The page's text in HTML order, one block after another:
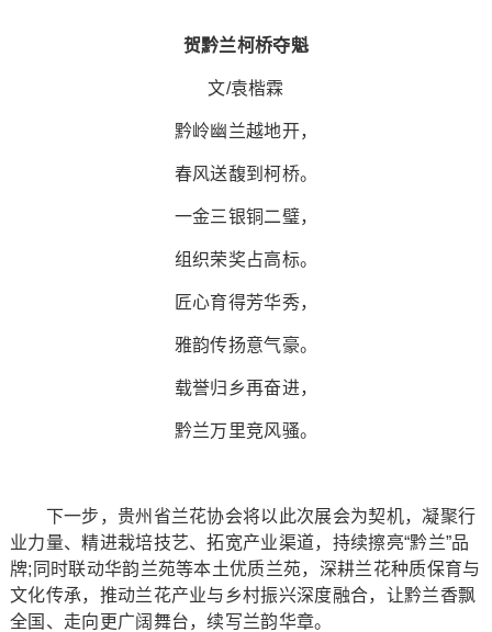
贺黔兰柯桥夺魁
文/袁楷霖
黔岭幽兰越地开，
春风送馥到柯桥。
一金三银铜二璧，
组织荣奖占高标。
匠心育得芳华秀，
雅韵传扬意气豪。
载誉归乡再奋进，
黔兰万里竞风骚。
下一步，贵州省兰花协会将以此次展会为契机，凝聚行
业力量、精进栽培技艺、拓宽产业渠道，持续擦亮“黔兰”品
牌;同时联动华韵兰苑等本土优质兰苑，深耕兰花种质保育与
文化传承，推动兰花产业与乡村振兴深度融合，让黔兰香飘
全国、走向更广阔舞台，续写兰韵华章。